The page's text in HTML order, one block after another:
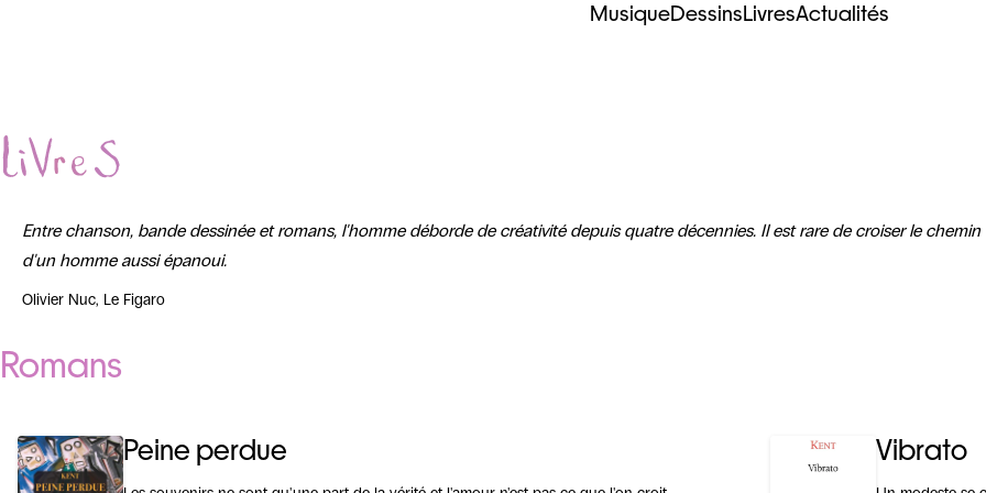
MusiqueDessinsLivresActualités
Entre chanson, bande dessinée et romans, l'homme déborde de créativité depuis quatre décennies. Il est rare de croiser le chemin
d'un homme aussi épanoui.
Olivier Nuc, Le Figaro
Romans
Peine perdue Vibrato